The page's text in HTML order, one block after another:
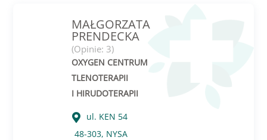
MAŁGORZATA
PRENDECKA
(Opinie: 3)
OXYGEN CENTRUM
TLENOTERAPII
I HIRUDOTERAPII
ul. KEN 54
48-303, NYSA